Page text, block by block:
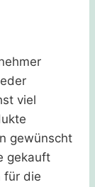
viel
gewünscht
gekauft
für die